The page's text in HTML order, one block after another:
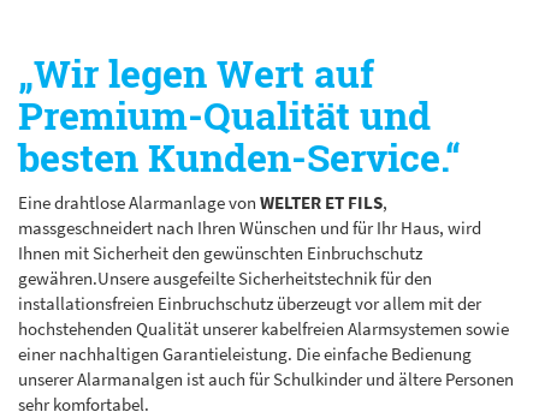
„Wir legen Wert auf
Premium-Qualität und
besten Kunden-Service.“
Eine drahtlose Alarmanlage von WELTER ET FILS,
massgeschneidert nach Ihren Wünschen und für Ihr Haus, wird
Ihnen mit Sicherheit den gewünschten Einbruchschutz
gewähren.Unsere ausgefeilte Sicherheitstechnik für den
installationsfreien Einbruchschutz überzeugt vor allem mit der
hochstehenden Qualität unserer kabelfreien Alarmsystemen sowie
einer nachhaltigen Garantieleistung. Die einfache Bedienung
unserer Alarmanalgen ist auch für Schulkinder und ältere Personen
sehr komfortabel.